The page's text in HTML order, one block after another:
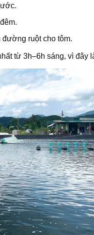
ruột cho tôm.
từ 3h–6h sáng, vì đây